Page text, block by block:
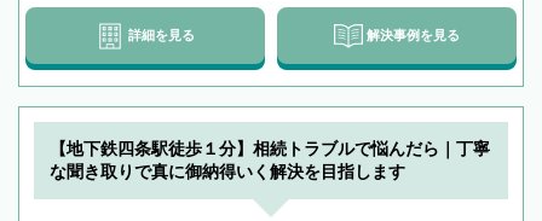
詳細を見る 解決事例を見る
【地下鉄四条駅徒歩１分】相続トラブルで悩んだら｜丁寧
な聞き取りで真に御納得いく解決を目指します